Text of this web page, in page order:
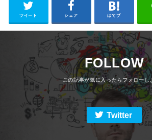
ツイート シェア はてブ
FOLLOW
Twitter